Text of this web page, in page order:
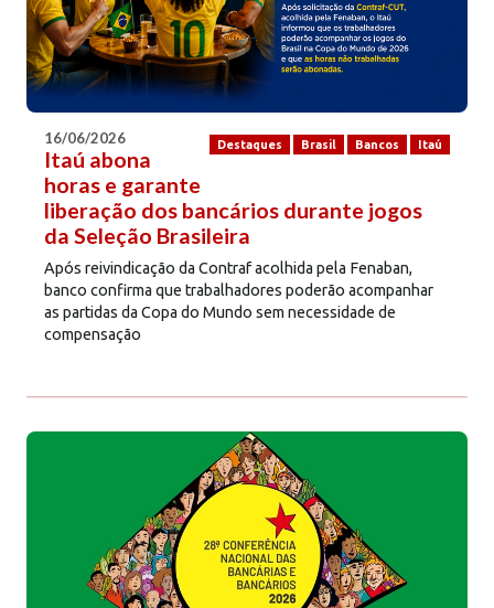
Destaques Brasil Bancos Itaú
16/06/2026
Itaú abona
horas e garante
liberação dos bancários durante jogos
da Seleção Brasileira
Após reivindicação da Contraf acolhida pela Fenaban,
banco confirma que trabalhadores poderão acompanhar
as partidas da Copa do Mundo sem necessidade de
compensação